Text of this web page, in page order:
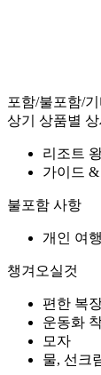
포함/불포함/
상기 상품별
리조트
가이드
불포함 사항
개인 여
챙겨오실것
편한 복
운동화
모자
물, 선크